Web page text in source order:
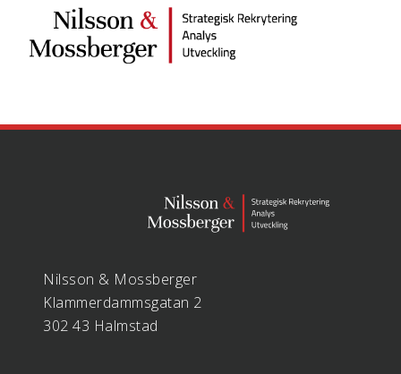
Nilsson & Mossberger
Klammerdammsgatan 2
302 43 Halmstad